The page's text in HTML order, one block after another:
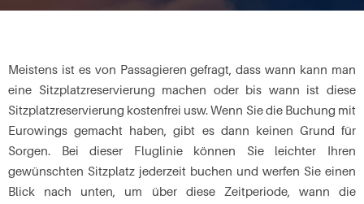
Meistens ist es von Passagieren gefragt, dass wann kann man
eine Sitzplatzreservierung machen oder bis wann ist diese
Sitzplatzreservierung kostenfrei usw. Wenn Sie die Buchung mit
Eurowings gemacht haben, gibt es dann keinen Grund für
Sorgen. Bei dieser Fluglinie können Sie leichter Ihren
gewünschten Sitzplatz jederzeit buchen und werfen Sie einen
Blick nach unten, um über diese Zeitperiode, wann die